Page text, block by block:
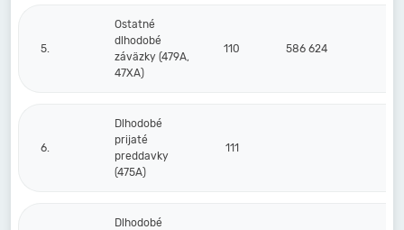
5.
Ostatné
dlhodobé
záväzky (479A,
47XA)
110 586 624
6.
Dlhodobé
prijaté
preddavky
(475A)
111
Dlhodobé